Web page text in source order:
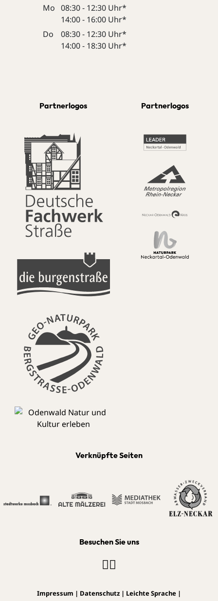
Mo 08:30 - 12:30 Uhr*
14:00 - 16:00 Uhr*
Do
08:30 - 12:30 Uhr*
14:00 - 18:30 Uhr*
Partnerlogos Partnerlogos
Verknüpfte Seiten
Besuchen Sie uns
Impressum | Datenschutz | Leichte Sprache |